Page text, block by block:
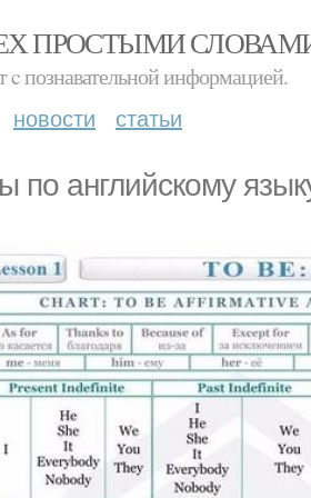
ПРОСТЫМИ
познавательной информацией.
новости статьи
по английскому